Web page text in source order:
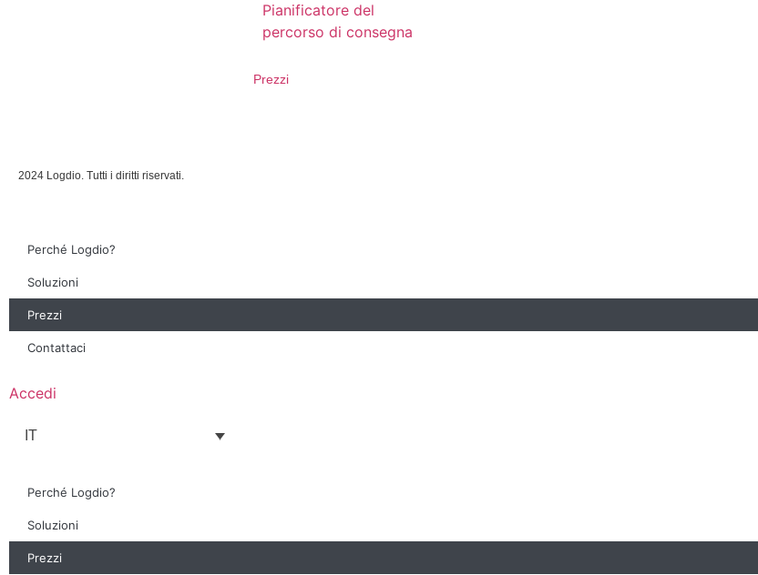
Pianificatore del
percorso di consegna
Prezzi
2024 Logdio. Tutti i diritti riservati.
Perché Logdio?
Soluzioni
Prezzi
Contattaci
Accedi
IT
Perché Logdio?
Soluzioni
Prezzi